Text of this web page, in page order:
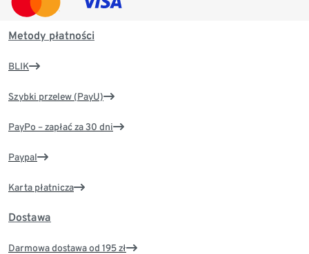
Metody płatności
BLIK
Szybki przelew (PayU)
PayPo – zapłać za 30 dni
Paypal
Karta płatnicza
Dostawa
Darmowa dostawa od 195 zł